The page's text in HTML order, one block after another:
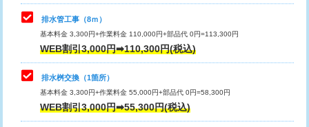
マス交換（深さ50㎝未満）
マス交換（深さ50㎝以上）
コンクリート斫り（厚さ10㎝まで）
コンクリート斫り（厚さ10㎝超え）
その他部品の脱着
交換・取付（タンク）
交換・取付(単水栓（壁付・デッキ
式）)
交換・取付(混合水栓（壁付・デッキ
16,500円+材料費
排水管工事（8ｍ）
基本料金 3,300円+作業料金 110,000円+部品代 0円=113,300円
WEB割引3,000円➡110,300円(税込)
排水桝交換（1箇所）
基本料金 3,300円+作業料金 55,000円+部品代 0円=58,300円
WEB割引3,000円➡55,300円(税込)